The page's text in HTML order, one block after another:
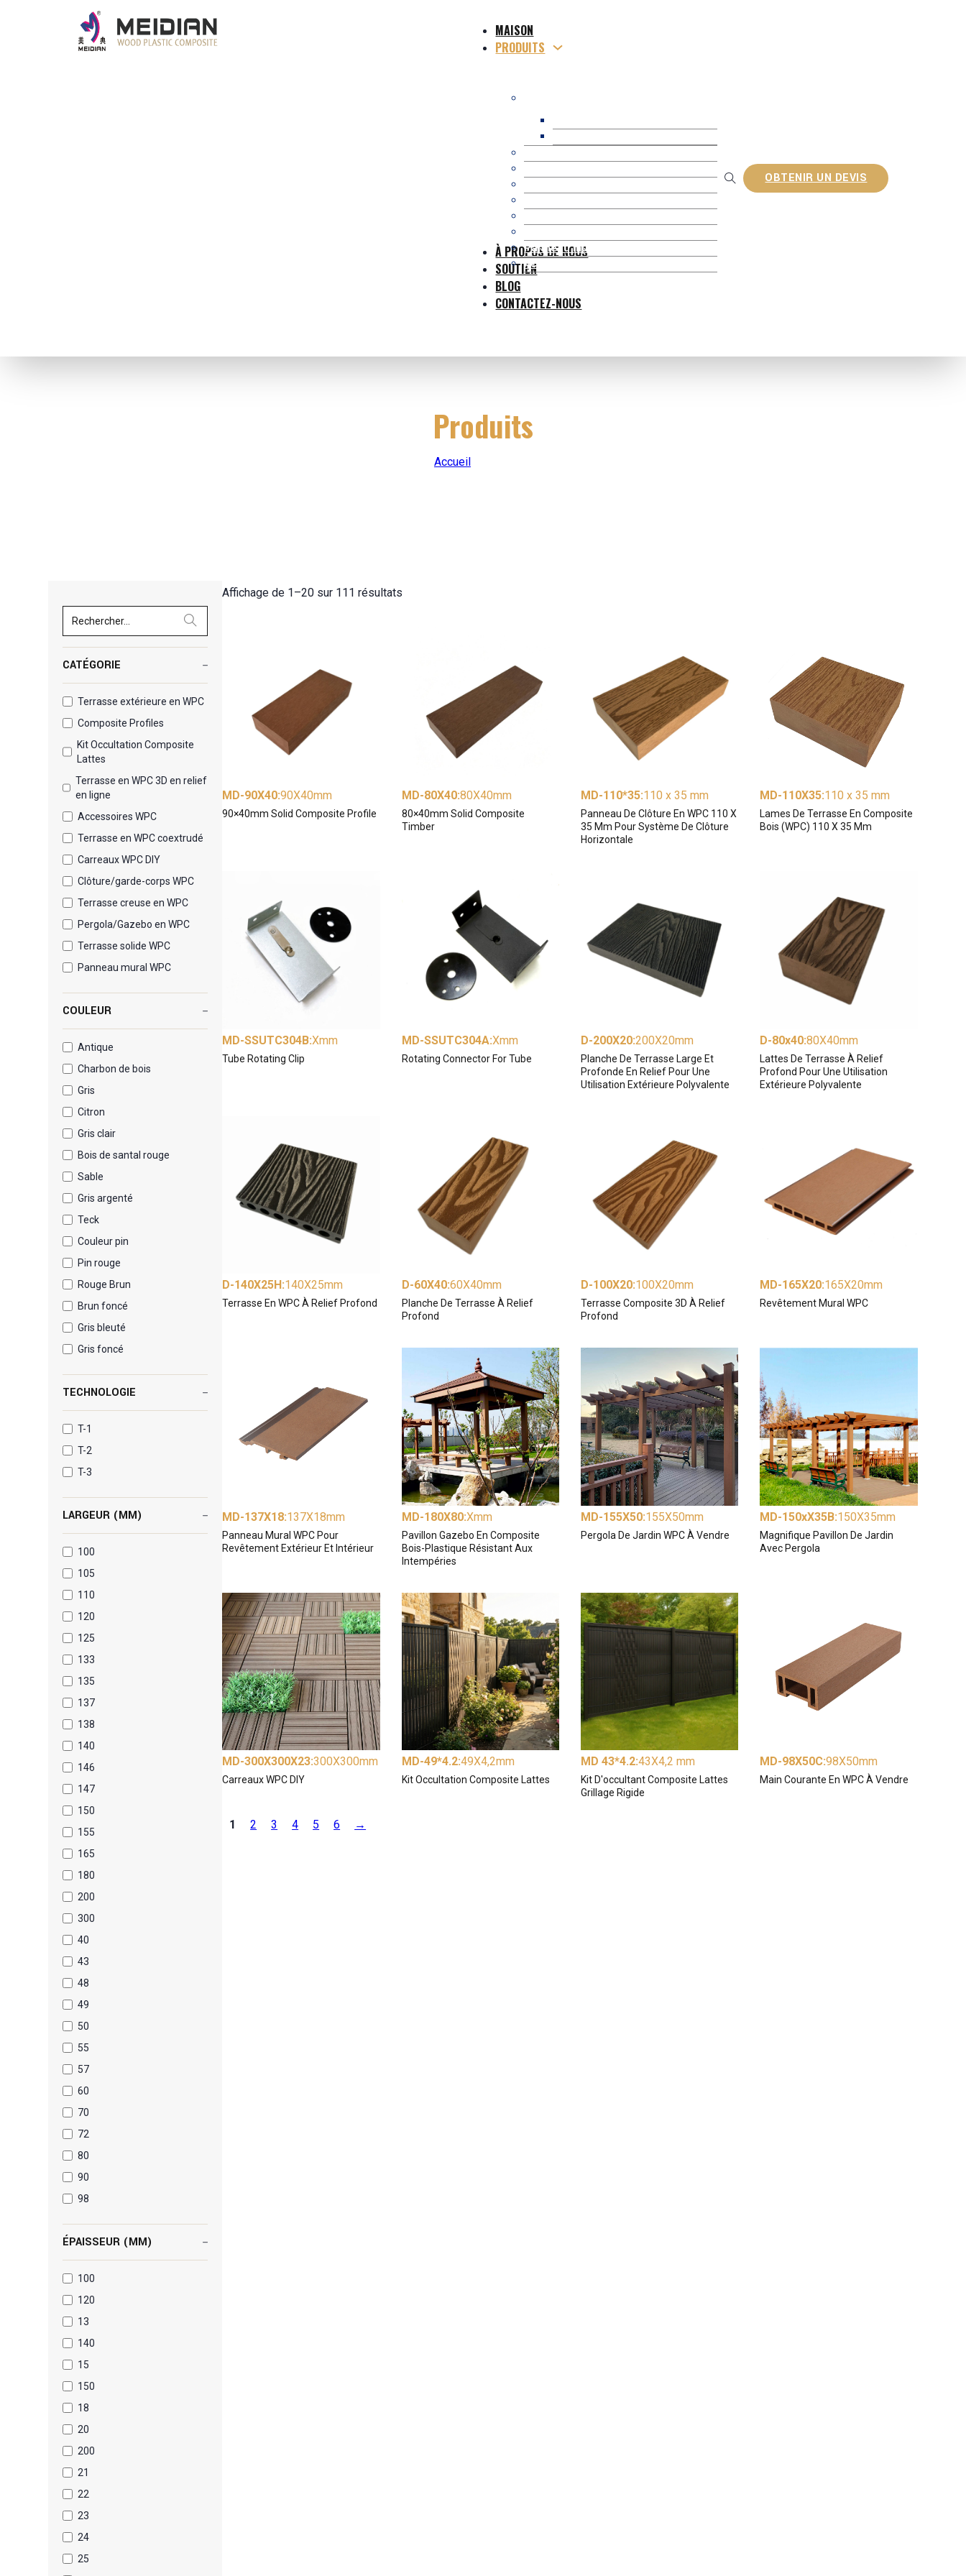
MAISON
PRODUITS
Panneau mural WPC
Accessoires WPC
À PROPOS DE NOUS
SOUTIEN
BLOG
CONTACTEZ-NOUS
OBTENIR UN DEVIS
Produits
Accueil
CATÉGORIE
Terrasse extérieure en WPC
Composite Profiles
Kit Occultation Composite
Lattes
Terrasse en WPC 3D en relief
en ligne
Accessoires WPC
Terrasse en WPC coextrudé
Carreaux WPC DIY
Clôture/garde-corps WPC
Terrasse creuse en WPC
Pergola/Gazebo en WPC
Terrasse solide WPC
Panneau mural WPC
COULEUR
Antique
Charbon de bois
Gris
Citron
Gris clair
Bois de santal rouge
Sable
Gris argenté
Teck
Couleur pin
Pin rouge
Rouge Brun
Brun foncé
Gris bleuté
Gris foncé
TECHNOLOGIE
T-1
T-2
T-3
LARGEUR (MM)
100
105
110
120
125
133
135
137
138
140
146
147
150
155
165
180
200
300
40
43
48
49
50
55
57
60
70
72
80
90
98
ÉPAISSEUR (MM)
100
120
13
140
15
150
18
20
200
21
22
23
24
25
Affichage de 1–20 sur 111 résultats
MD-90X40:90X40mm
90×40mm Solid Composite Profile
MD-80X40:80X40mm
80×40mm Solid Composite
Timber
MD-110*35:110 x 35 mm
Panneau De Clôture En WPC 110 X
35 Mm Pour Système De Clôture
Horizontale
MD-110X35:110 x 35 mm
Lames De Terrasse En Composite
Bois (WPC) 110 X 35 Mm
MD-SSUTC304B:Xmm
Tube Rotating Clip
MD-SSUTC304A:Xmm
Rotating Connector For Tube
D-200X20:200X20mm
Planche De Terrasse Large Et
Profonde En Relief Pour Une
Utilisation Extérieure Polyvalente
D-80x40:80X40mm
Lattes De Terrasse À Relief
Profond Pour Une Utilisation
Extérieure Polyvalente
D-140X25H :140X25mm
Terrasse En WPC À Relief Profond
D-60X40:60X40mm
Planche De Terrasse À Relief
Profond
D-100X20:100X20mm
Terrasse Composite 3D À Relief
Profond
MD-165X20:165X20mm
Revêtement Mural WPC
MD-137X18:137X18mm
Panneau Mural WPC Pour
Revêtement Extérieur Et Intérieur
MD-180X80:Xmm
Pavillon Gazebo En Composite
Bois-Plastique Résistant Aux
Intempéries
MD-155X50:155X50mm
Pergola De Jardin WPC À Vendre
MD-150xX35B:150X35mm
Magnifique Pavillon De Jardin
Avec Pergola
MD-300X300X23:300X300mm
Carreaux WPC DIY
MD-49*4.2:49X4,2mm
Kit Occultation Composite Lattes
MD 43*4.2:43X4,2 mm
Kit D'occultant Composite Lattes
Grillage Rigide
MD-98X50C:98X50mm
Main Courante En WPC À Vendre
1 2 3 4 5 6 →